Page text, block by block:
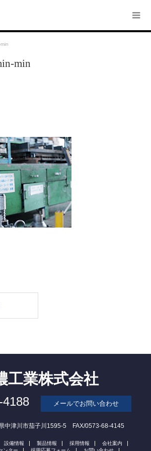
min
工業株式会社
4188 メールでお問い合わせ
中津川市茄子川1595-5 FAX/0573-68-4145
設備情報 製品情報 採用情報
会社案内